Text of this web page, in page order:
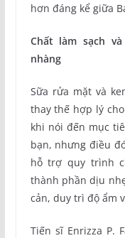
hơn đáng kể giữa
Chất làm sạch
nhàng
Sữa rửa mặt và
thay thế hợp lý
khi nói đến mục
bạn, nhưng điều
hỗ trợ quy trình
thành phần dịu
cản, duy trì độ ẩm
Tiến sĩ Enrizza P.